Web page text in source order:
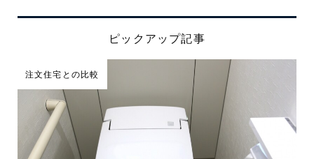
ピックアップ記事
注文住宅との比較